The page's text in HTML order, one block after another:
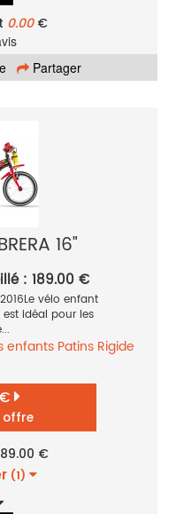
0.00€
Partager
16"
: 189.00 €
vélo enfant
est idéal pour les
enfants Patins Rigide
offre
€
(1)